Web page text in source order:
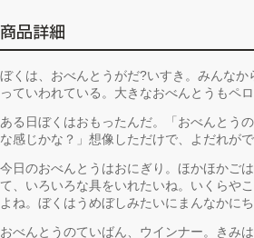
商品詳細
ぼくは、おべんとうがだ?いすき。みんな
っていわれている。大きなおべんとうもペ
ある日ぼくはおもったんだ。「おべんとう
な感じかな？」想像しただけで、よだれがで
今日のおべんとうはおにぎり。ほかほかご
て、いろいろな具をいれたいね。いくらや
よね。ぼくはうめぼしみたいにまんなかに
おべんとうのていばん、ウインナー。きみ